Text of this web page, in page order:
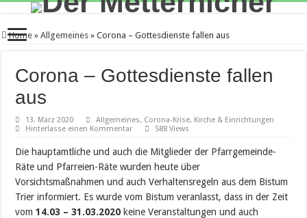
Home » Allgemeines » Corona – Gottesdienste fallen aus
Corona – Gottesdienste fallen
aus
13. März 2020 Allgemeines, Corona-Krise, Kirche & Einrichtungen
Hinterlasse einen Kommentar
588 Views
Die hauptamtliche und auch die Mitglieder der Pfarrgemeinde-
Räte und Pfarreien-Räte wurden heute über
Vorsichtsmaßnahmen und auch Verhaltensregeln aus dem Bistum
Trier informiert. Es wurde vom Bistum veranlasst, dass in der Zeit
vom14.03 – 31.03.2020 keine Veranstaltungen und auch